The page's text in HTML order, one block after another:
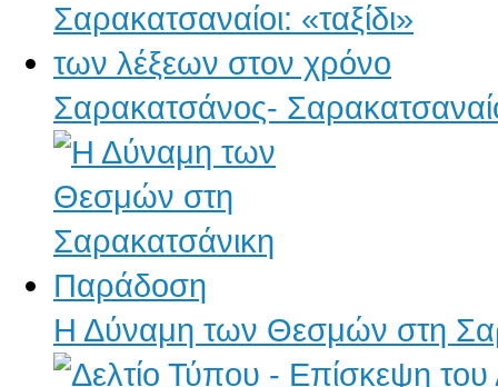
Σαρακατσάνος-
Η Δύναμη των Θεσμών στη